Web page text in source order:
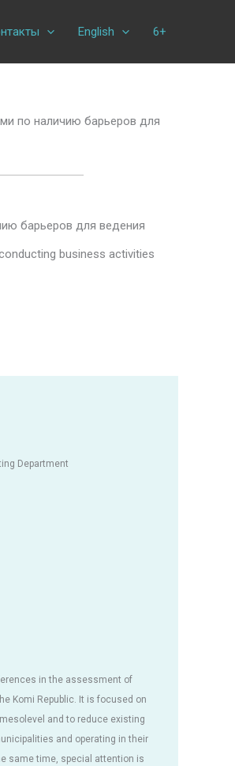
English 6+
по наличию барьеров для
барьеров для ведения
business activities
Department
in the assessment of
Komi Republic. It is focused on
and to reduce existing
and operating in their
same time, special attention is